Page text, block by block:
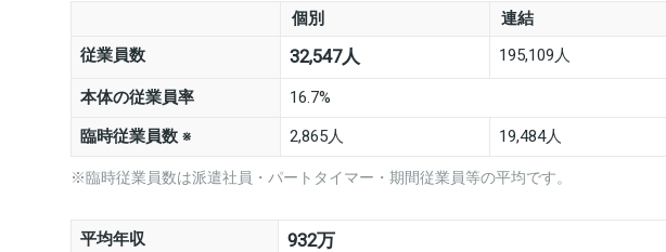
個別
連結
従業員数
32,547人 195,109人
本体の従業員率
16.7%
臨時従業員数※ 2,865人 19,484人
※臨時従業員数は派遣社員・パートタイマー・期間従業員等の平均です。
平均年収 932万